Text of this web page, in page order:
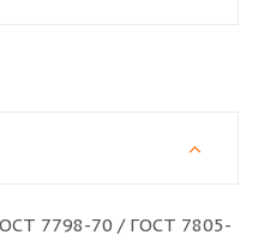
7798-70 / ГОСТ 7805-